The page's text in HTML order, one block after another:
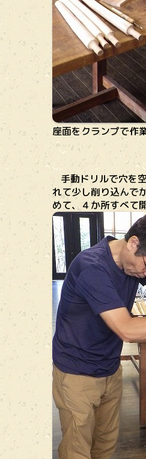
座面をクランプで作
手動ドリルで穴を
れて少し削り込んで
めて、４か所すべて